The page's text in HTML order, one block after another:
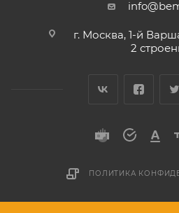
г. Москва, 1-й
2
ПОЛИТИКА